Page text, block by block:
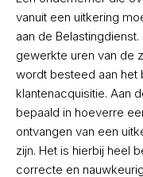
vanuit een uitkering
aan de
gewerkte uren van de
wordt besteed aan het
klantenacquisitie. Aan
bepaald in hoeverre
ontvangen van een
zijn. Het is hierbij heel
correcte en